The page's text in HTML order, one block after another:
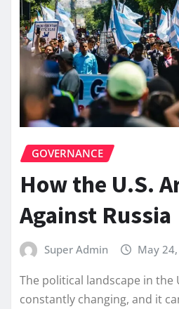
GOVERNANCE
How the U.S.
Against Russia
Super Admin May
The political landscape in the
constantly changing, and it